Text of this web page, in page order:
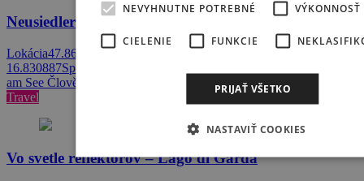
Neusiedlersee aka Vídeňské moře
Lokácia47.861777,
am See Člověk by neřekl, že nedaleko Bratislavy…
Travel
Vo svetle reflektorov – Lago di Garda
NEVYHNUTNE POTREBNÉ VÝKONNOSŤ
CIELENIE FUNKCIE
PRIJAŤ VŠETKO
NASTAVIŤ COOKIES